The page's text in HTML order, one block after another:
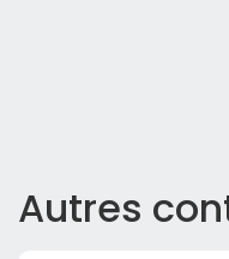
Autres